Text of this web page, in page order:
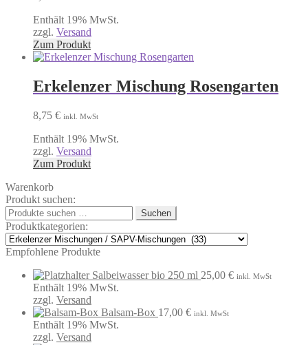
auf
der
Produktseite
gewählt
Enthält 19% MwSt.
zzgl. Versand
Zum Produkt
Erkelenzer Mischung Rosengarten
8,75 € inkl. MwSt
Enthält 19% MwSt.
zzgl. Versand
Zum Produkt
Warenkorb
Produkt suchen:
Suchen
nach:
Suchen
Produktkategorien:
Empfohlene Produkte
Salbeiwasser bio 250 ml 25,00 € inkl. MwSt
Enthält 19% MwSt.
zzgl. Versand
Balsam-Box 17,00 € inkl. MwSt
Enthält 19% MwSt.
zzgl. Versand